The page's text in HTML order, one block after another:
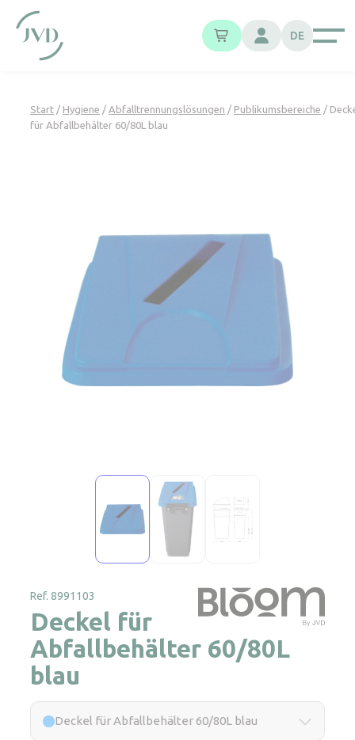
DE
Start / Hygiene / Abfalltrennungslösungen / Publikumsbereiche /
für Abfallbehälter 60/80L blau
Ref. 8991103
Deckel für
Abfallbehälter 60/80L
blau
Deckel für Abfallbehälter 60/80L blau
Cookie-Einstellungen